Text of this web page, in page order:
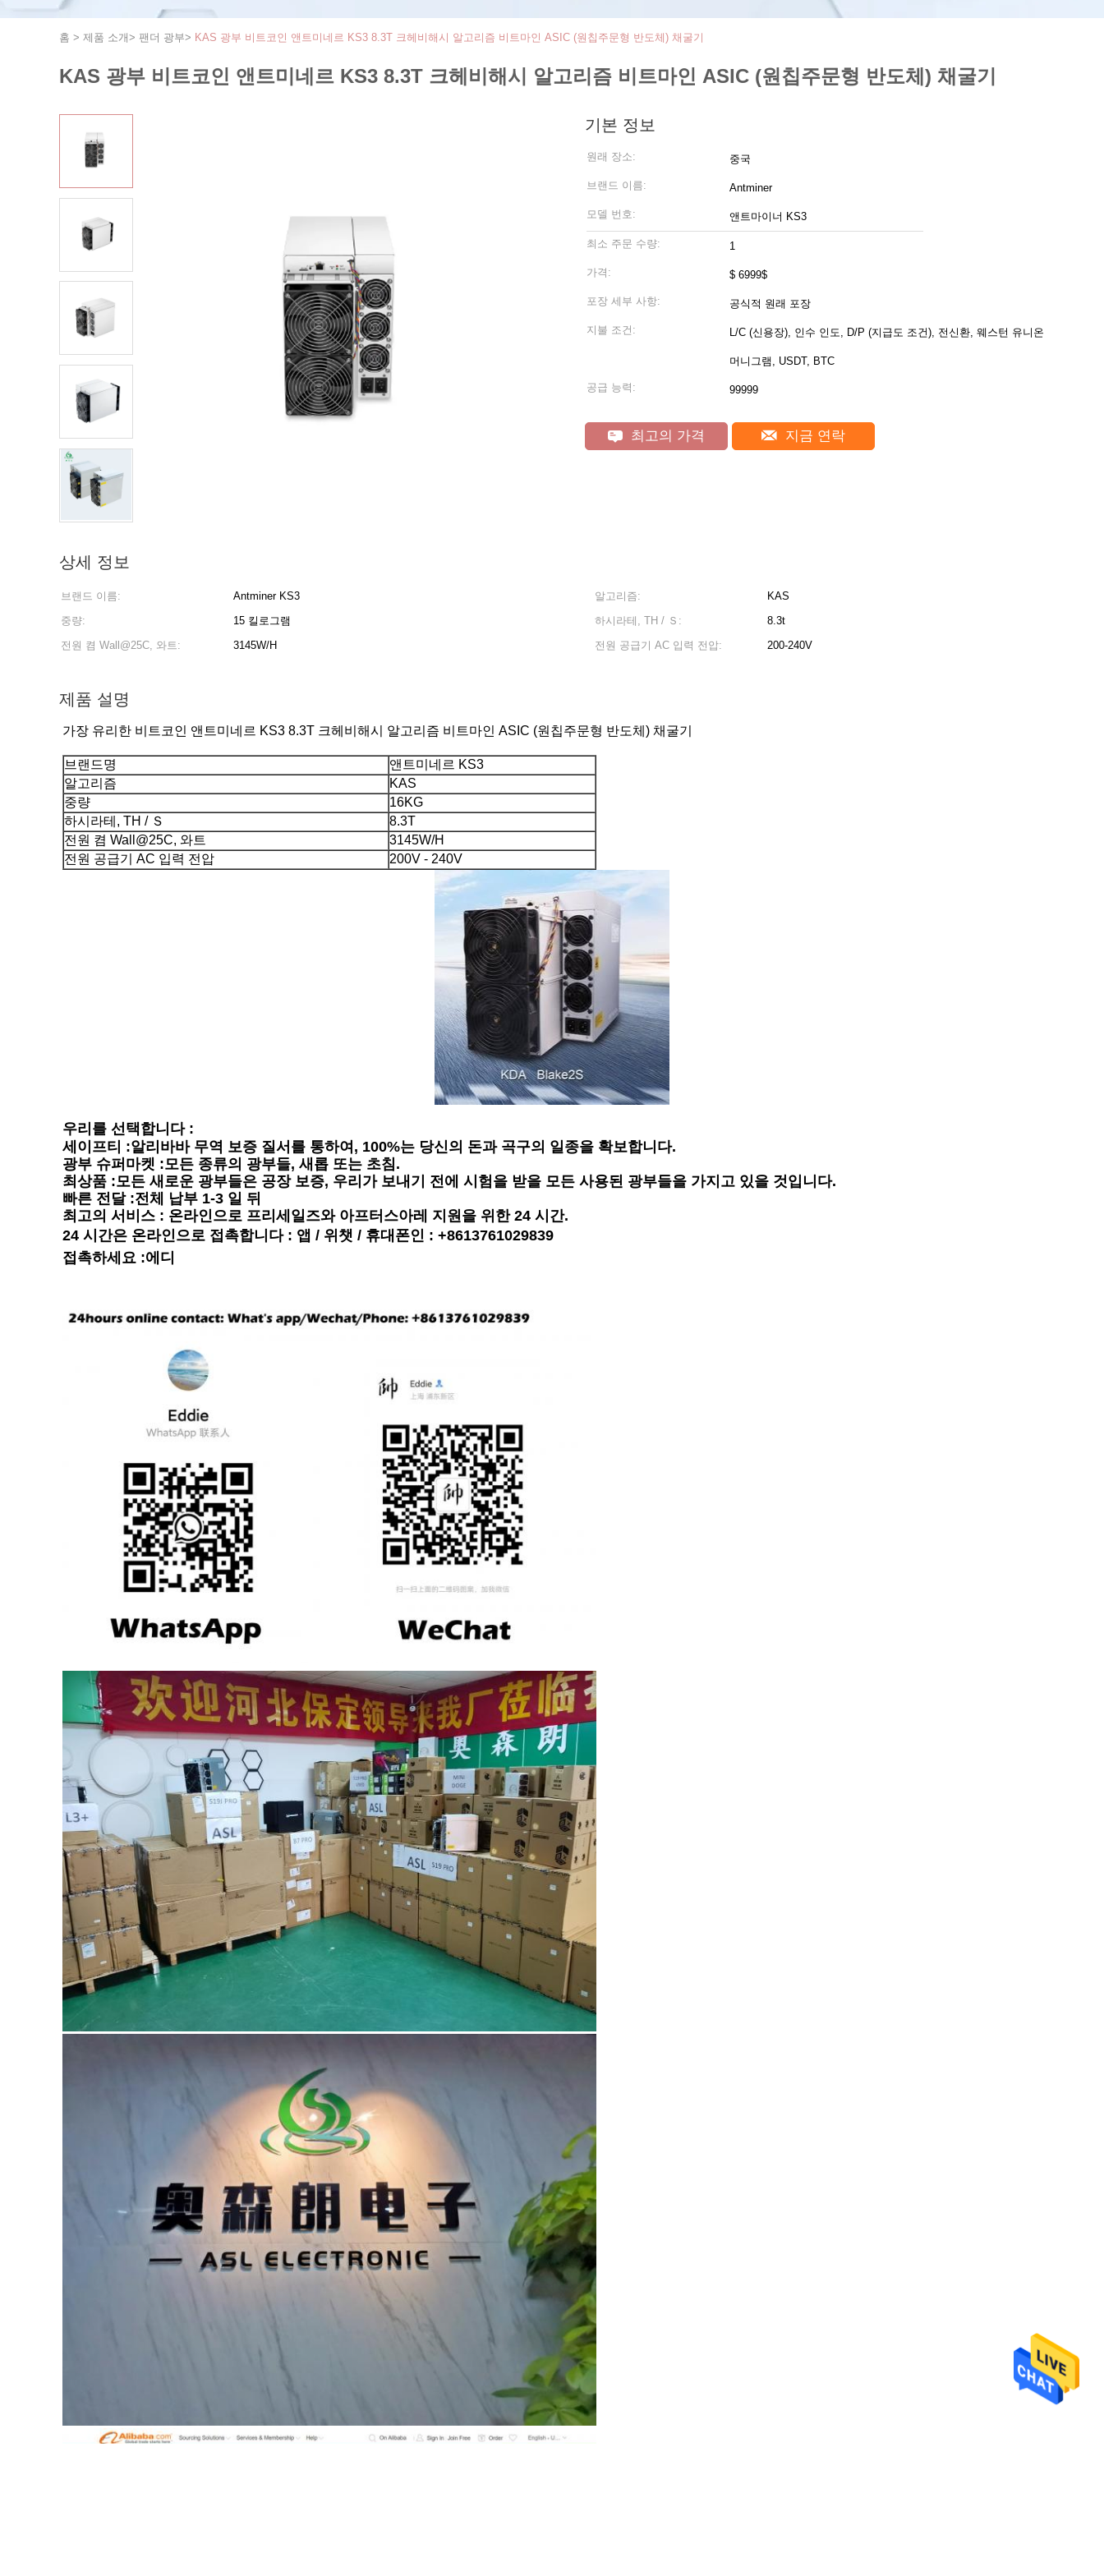
홈 > 제품 소개> 팬더 광부> KAS 광부 비트코인 앤트미네르 KS3 8.3T 크헤비해시 알고리즘 비트마인 ASIC (원칩주문형 반도체) 채굴기
KAS 광부 비트코인 앤트미네르 KS3 8.3T 크헤비해시 알고리즘 비트마인 ASIC (원칩주문형 반도체) 채굴기
기본 정보
원래 장소: 중국
브랜드 이름: Antminer
모델 번호: 앤트마이너 KS3
최소 주문 수량: 1
가격: $ 6999$
포장 세부 사항: 공식적 원래 포장
지불 조건: L/C (신용장), 인수 인도, D/P (지급도 조건), 전신환, 웨스턴 유니온,
머니그램, USDT, BTC
공급 능력: 99999
최고의 가격 지금 연락
상세 정보
브랜드 이름: Antminer KS3 알고리즘:
KAS
중량:
15 킬로그램 하시라테, TH / Ｓ:
8.3t
전원 켬 Wall@25C, 와트:
3145W/H 전원 공급기 AC 입력 전압: 200-240V
제품 설명
가장 유리한 비트코인 앤트미네르 KS3 8.3T 크헤비해시 알고리즘 비트마인 ASIC (원칩주문형 반도체) 채굴기
브랜드명
앤트미네르 KS3
알고리즘
KAS
중량
16KG
하시라테, TH / Ｓ
8.3T
전원 켬 Wall@25C, 와트
3145W/H
전원 공급기 AC 입력 전압
200V - 240V
우리를 선택합니다 :
세이프티 :알리바바 무역 보증 질서를 통하여, 100%는 당신의 돈과 곡구의 일종을 확보합니다.
광부 슈퍼마켓 :모든 종류의 광부들, 새롭 또는 초침.
최상품 :모든 새로운 광부들은 공장 보증, 우리가 보내기 전에 시험을 받을 모든 사용된 광부들을 가지고 있을 것입니다.
빠른 전달:전체 납부 1-3 일 뒤
최고의 서비스 : 온라인으로 프리세일즈와 아프터스아레 지원을 위한 24 시간.
24 시간은 온라인으로 접촉합니다 : 앱 / 위챗 / 휴대폰인 : +8613761029839
접촉하세요 :에디